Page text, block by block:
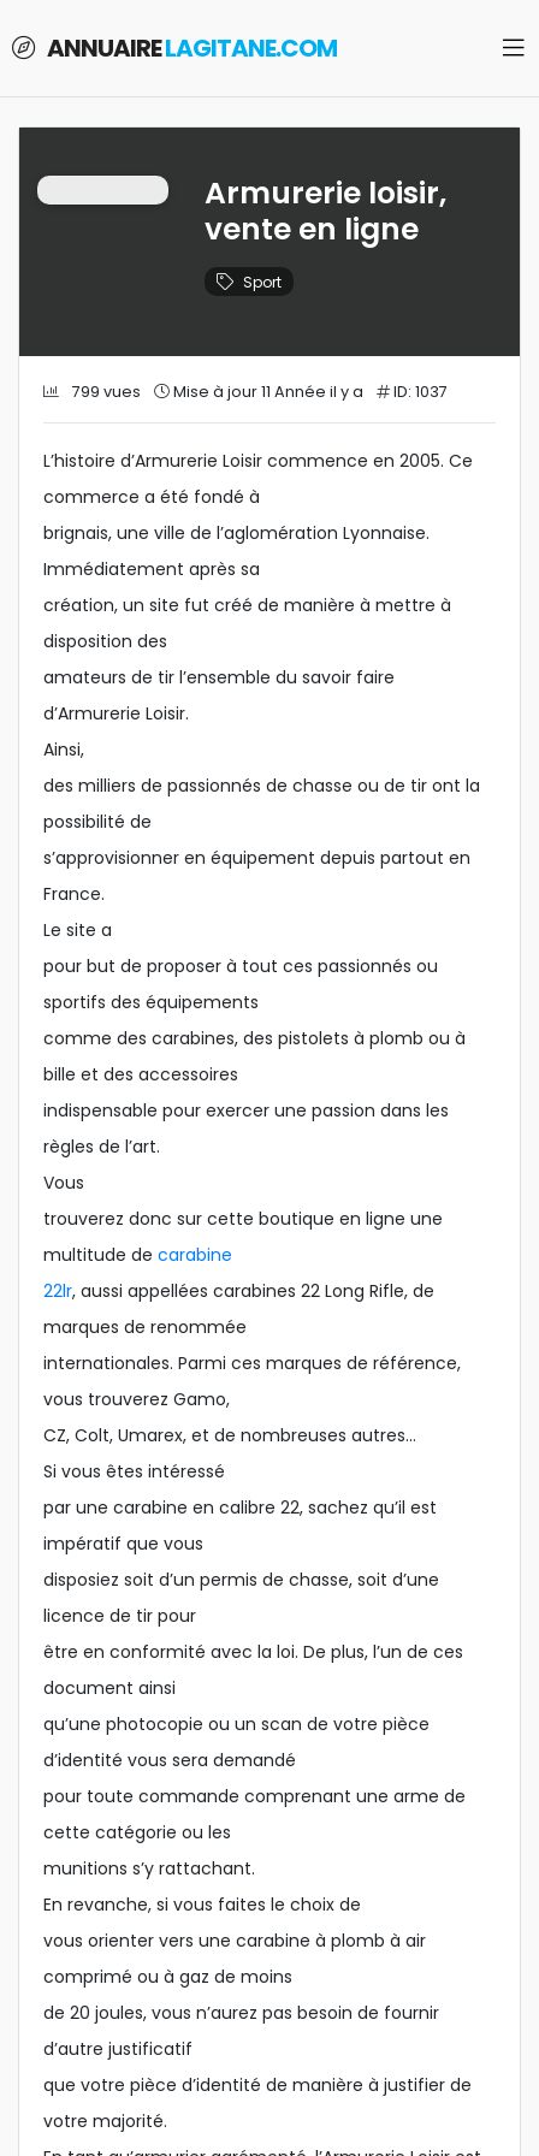
ANNUAIRELAGITANE.COM
Armurerie loisir,
vente en ligne
Sport
799 vues Mise à jour 11 Année il y a ID: 1037
L’histoire d’Armurerie Loisir commence en 2005. Ce
commerce a été fondé à
brignais, une ville de l’aglomération Lyonnaise.
Immédiatement après sa
création, un site fut créé de manière à mettre à
disposition des
amateurs de tir l’ensemble du savoir faire
d’Armurerie Loisir.
Ainsi,
des milliers de passionnés de chasse ou de tir ont la
possibilité de
s’approvisionner en équipement depuis partout en
France.
Le site a
pour but de proposer à tout ces passionnés ou
sportifs des équipements
comme des carabines, des pistolets à plomb ou à
bille et des accessoires
indispensable pour exercer une passion dans les
règles de l’art.
Vous
trouverez donc sur cette boutique en ligne une
multitude de carabine
22lr, aussi appellées carabines 22 Long Rifle, de
marques de renommée
internationales. Parmi ces marques de référence,
vous trouverez Gamo,
CZ, Colt, Umarex, et de nombreuses autres…
Si vous êtes intéressé
par une carabine en calibre 22, sachez qu’il est
impératif que vous
disposiez soit d’un permis de chasse, soit d’une
licence de tir pour
être en conformité avec la loi. De plus, l’un de ces
document ainsi
qu’une photocopie ou un scan de votre pièce
d’identité vous sera demandé
pour toute commande comprenant une arme de
cette catégorie ou les
munitions s’y rattachant.
En revanche, si vous faites le choix de
vous orienter vers une carabine à plomb à air
comprimé ou à gaz de moins
de 20 joules, vous n’aurez pas besoin de fournir
d’autre justificatif
que votre pièce d’identité de manière à justifier de
votre majorité.